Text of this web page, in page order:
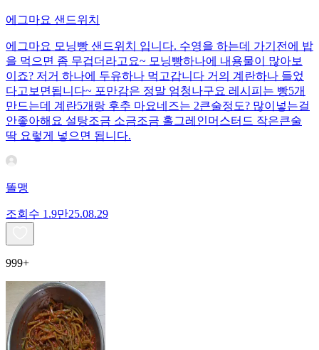
에그마요 샌드위치
에그마요 모닝빵 샌드위치 입니다. 수영을 하는데 가기전에 밥
을 먹으면 좀 무겁더라고요~ 모닝빵하나에 내용물이 많아보
이죠? 저거 하나에 두유하나 먹고갑니다 거의 계란하나 들었
다고보면됩니다~ 포만감은 정말 엄청나구요 레시피는 빵5개
만드는데 계란5개랑 후추 마요네즈는 2큰술정도? 많이넣는걸
안좋아해요 설탕조금 소금조금 홀그레인머스터드 작은큰술
딱 요렇게 넣으면 됩니다.
똘맹
조회수 1.9만25.08.29
999+